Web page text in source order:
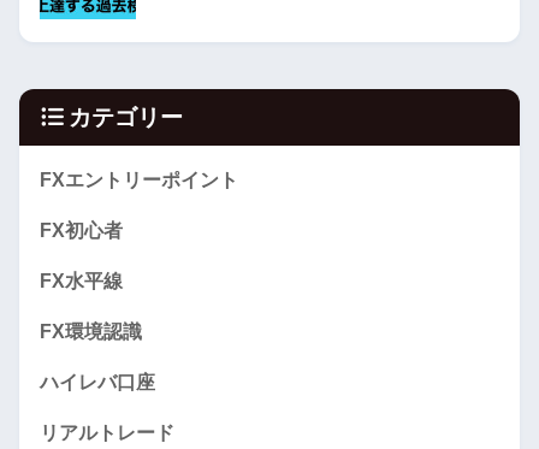
カテゴリー
FXエントリーポイント
FX初心者
FX水平線
FX環境認識
ハイレバ口座
リアルトレード